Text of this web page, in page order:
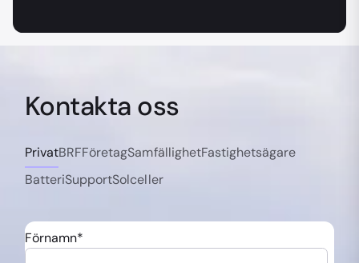
Kontakta oss
PrivatBRFFöretagSamfällighetFastighetsägare
BatteriSupportSolceller
Förnamn*